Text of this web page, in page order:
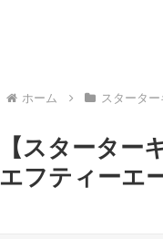
ホーム スターター
【スターター
エフティーエ